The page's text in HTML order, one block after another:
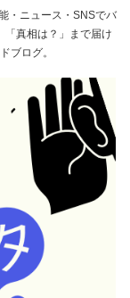
・ニュース・SNSでバ
「真相は？」まで届け
ブログ。